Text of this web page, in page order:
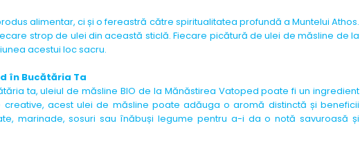
alimentar, ci și o fereastră către spiritualitatea profundă a Muntelui Athos.
strop de ulei din această sticlă. Fiecare picătură de ulei de măsline de la
acestui loc sacru.
în Bucătăria Ta
ta, uleiul de măsline BIO de la Mănăstirea Vatoped poate fi un ingredient
acest ulei de măsline poate adăuga o aromă distinctă și beneficii
marinade, sosuri sau înăbuși legume pentru a-i da o notă savuroasă și